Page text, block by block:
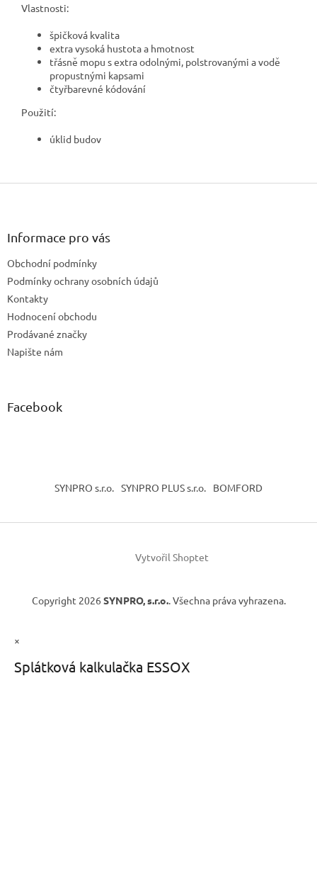
Vlastnosti:
špičková kvalita
extra vysoká hustota a hmotnost
třásně mopu s extra odolnými, polstrovanými a vodě
propustnými kapsami
čtyřbarevné kódování
Použití:
úklid budov
Z
Informace pro vás
Obchodní podmínky
Podmínky ochrany osobních údajů
Kontakty
Hodnocení obchodu
Prodávané značky
Napište nám
Facebook
SYNPRO s.r.o. SYNPRO PLUS s.r.o. BOMFORD
Vytvořil Shoptet
Copyright 2026 SYNPRO, s.r.o.. Všechna práva vyhrazena.
×
Splátková kalkulačka ESSOX